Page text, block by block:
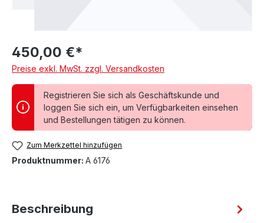
450,00 €*
Preise exkl. MwSt. zzgl. Versandkosten
Registrieren Sie sich als Geschäftskunde und
loggen Sie sich ein, um Verfügbarkeiten einsehen
und Bestellungen tätigen zu können.
Zum Merkzettel hinzufügen
Produktnummer: A 6176
Beschreibung